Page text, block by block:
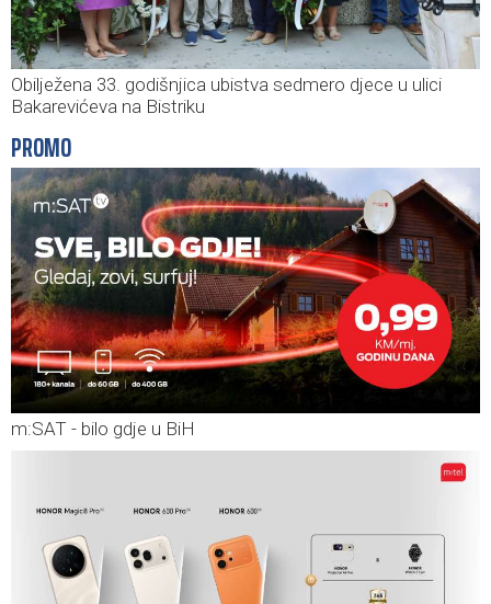
Obilježena 33. godišnjica ubistva sedmero djece u ulici
Bakarevićeva na Bistriku
PROMO
m:SAT - bilo gdje u BiH